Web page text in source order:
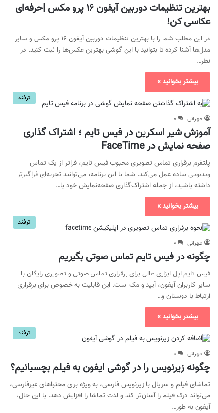
بهترین تنظیمات دوربین آیفون ۱۶ پرو مکس |حرفه‌ای
عکاسی کن!
در این مطلب شما را با بهترین تنظیمات دوربین آیفون ۱۶ پرو مکس و سایر
مدل‌ها آشنا کرده تا بتوانید با این گوشی بهترین عکس‌ها را ثبت کنید. در
نظر…
بیشتر بخوانید »
ترفند
طهرانی ۰
آموزش شیر اسکرین در فیس تایم ؛ اشتراک گذاری
صفحه نمایش در FaceTime
پلتفرم برقراری تماس تصویری محبوب فیس تایم، فراتر از یک تماس
ویدیویی ساده عمل می‌کند. شما با این برنامه، می‌توانید تجربه‌ای فراگیرتر
داشته باشید، از جمله اشتراک‌گذاری صفحه‌نمایش خود با…
بیشتر بخوانید »
ترفند
طهرانی ۰
چگونه در فیس تایم تماس صوتی بگیریم
فیس تایم اپل ابزاری عالی برای برقراری تماس صوتی و تصویری رایگان با
سایر کاربران آیفون، آیپد و مک است. این قابلیت به خصوص برای برقراری
ارتباط با دوستان و…
بیشتر بخوانید »
ترفند
طهرانی ۰
چگونه زیرنویس را در گوشی ایفون به فیلم بچسبانیم؟
تماشای فیلم و سریال با زیرنویس فارسی، به ویژه برای محتواهای غیرفارسی،
می‌تواند درک فیلم را آسان‌تر کند و لذت تماشا را افزایش دهد. با این حال،
آیفون به طور…